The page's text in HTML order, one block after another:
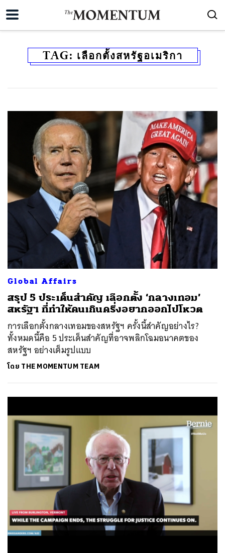
TAG: เลือกตั้งสหรัฐอเมริกา
Global Affairs
สรุป 5 ประเด็นสำคัญ เลือกตั้ง ‘กลางเทอม’
สหรัฐฯ ที่ทำให้คนเกินครึ่งอยากออกไปโหวต
การเลือกตั้งกลางเทอมของสหรัฐฯ ครั้งนี้สำคัญอย่างไร?
ทั้งหมดนี้คือ 5 ประเด็นสำคัญที่อาจพลิกโฉมอนาคตของ
สหรัฐฯ อย่างเต็มรูปแบบ
โดย THE MOMENTUM TEAM